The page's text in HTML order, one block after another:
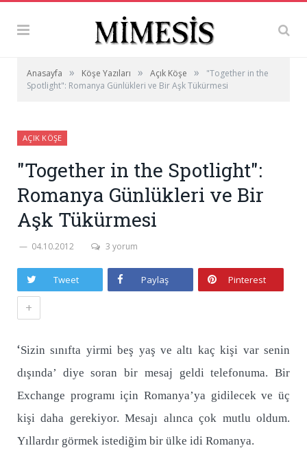
Anasayfa » Köşe Yazıları » Açık Köşe »
"Together in the
Spotlight": Romanya Günlükleri ve Bir Aşk Tükürmesi
AÇIK KÖŞE
"Together in the Spotlight":
Romanya Günlükleri ve Bir
Aşk Tükürmesi
04.10.2012 3 yorum
Tweet Paylaş Pinterest
+
‘Sizin sınıfta yirmi beş yaş ve altı kaç kişi var senin
dışında’ diye soran bir mesaj geldi telefonuma. Bir
Exchange programı için Romanya’ya gidilecek ve üç
kişi daha gerekiyor. Mesajı alınca çok mutlu oldum.
Yıllardır görmek istediğim bir ülke idi Romanya.